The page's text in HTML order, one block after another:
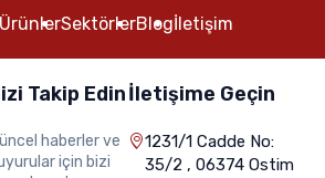
ÜrünlerSektörlerBlogİletişim
Takip Edin
haberler ve
için bizi
İletişime Geçin
1231/1 Cadde No:
35/2 , 06374 Ostim